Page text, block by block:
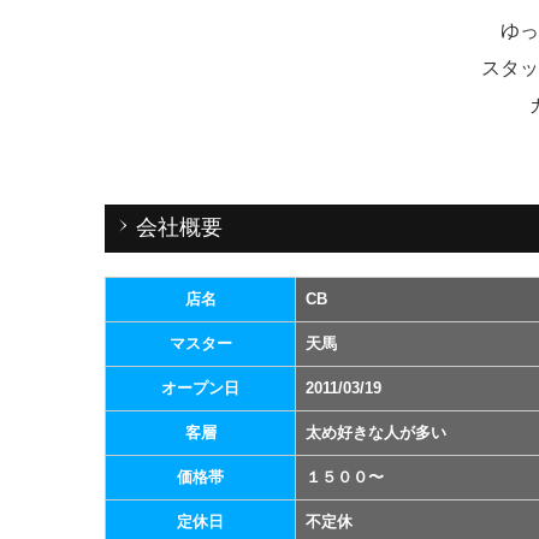
ゆ
スタ
会社概要
店名 CB
マスター 天馬
オープン日 2011/03/19
客層 太め好きな人が多い
価格帯 １５００〜
定休日 不定休